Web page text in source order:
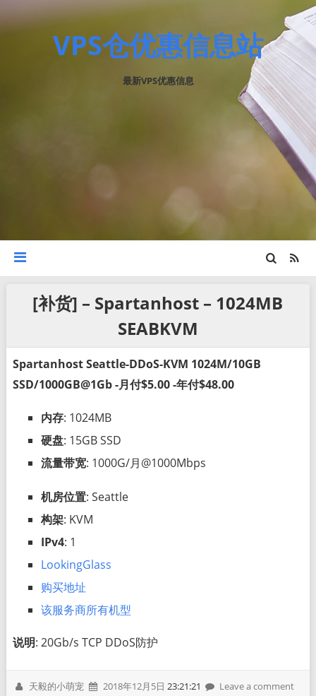
VPS仓优惠信息站
最新VPS优惠信息
[补货] – Spartanhost – 1024MB
SEABKVM
Spartanhost Seattle-DDoS-KVM 1024M/10GB
SSD/1000GB@1Gb -月付$5.00 -年付$48.00
内存: 1024MB
硬盘: 15GB SSD
流量带宽: 1000G/月@1000Mbps
机房位置: Seattle
构架: KVM
IPv4: 1
LookingGlass
购买地址
该服务商所有机型
说明: 20Gb/s TCP DDoS防护
天毅的小萌宠 2018年12月5日 23:21:21
Leave a comment